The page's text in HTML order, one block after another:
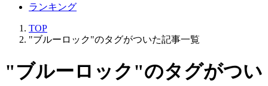
ランキング
TOP
"ブルーロック"のタグがついた記事一覧
"ブルーロック"のタグがつい